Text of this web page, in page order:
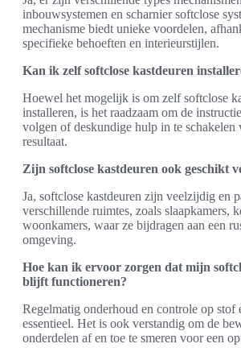
inbouwsystemen en scharnier softclose
mechanisme biedt unieke voordelen,
specifieke behoeften en interieurstijlen.
Kan ik zelf softclose kastdeuren
Hoewel het mogelijk is om zelf softclose
installeren, is het raadzaam om de
volgen of deskundige hulp in te schakelen
resultaat.
Zijn softclose kastdeuren ook geschikt
Ja, softclose kastdeuren zijn veelzijdig en
verschillende ruimtes, zoals slaapkamers,
woonkamers, waar ze bijdragen aan een
omgeving.
Hoe kan ik ervoor zorgen dat mijn
blijft functioneren?
Regelmatig onderhoud en controle op stof
essentieel. Het is ook verstandig om de
onderdelen af en toe te smeren voor een